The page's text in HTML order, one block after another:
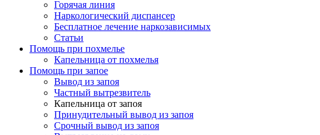
Горячая линия
Наркологический диспансер
Бесплатное лечение наркозависимых
Статьи
Помощь при похмелье
Капельница от похмелья
Помощь при запое
Вывод из запоя
Частный вытрезвитель
Капельница от запоя
Принудительный вывод из запоя
Срочный вывод из запоя